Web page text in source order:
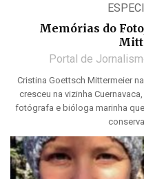
Memórias do
Portal de
Cristina Goettsch Mittermeier
cresceu na vizinha
fotógrafa e bióloga marinha